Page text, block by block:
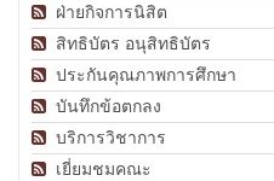
ฝ่ายกิจการนิสิต
สิทธิบัตร อนุสิทธิบัตร
ประกันคุณภาพการศึกษา
บันทึกข้อตกลง
บริการวิชาการ
เยี่ยมชมคณะ